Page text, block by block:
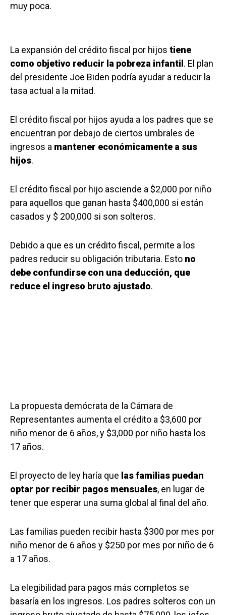
muy poca.
La expansión del crédito fiscal por hijos tiene
como objetivo reducir la pobreza infantil . El plan
del presidente Joe Biden podría ayudar a reducir la
tasa actual a la mitad.
El crédito fiscal por hijos ayuda a los padres que se
encuentran por debajo de ciertos umbrales de
ingresos a mantener económicamente a sus
hijos.
El crédito fiscal por hijo asciende a $2,000 por niño
para aquellos que ganan hasta $400,000 si están
casados ​​y $ 200,000 si son solteros.
Debido a que es un crédito fiscal, permite a los
padres reducir su obligación tributaria. Esto no
debe confundirse con una deducción, que
reduce el ingreso bruto ajustado.
La propuesta demócrata de la Cámara de
Representantes aumenta el crédito a $3,600 por
niño menor de 6 años, y $3,000 por niño hasta los
17 años.
El proyecto de ley haría que las familias puedan
optar por recibir pagos mensuales, en lugar de
tener que esperar una suma global al final del año.
Las familias pueden recibir hasta $300 por mes por
niño menor de 6 años y $250 por mes por niño de 6
a 17 años.
La elegibilidad para pagos más completos se
basaría en los ingresos. Los padres solteros con un